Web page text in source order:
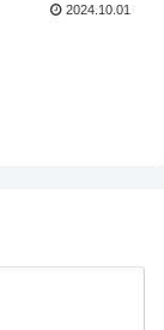
2024.10.01